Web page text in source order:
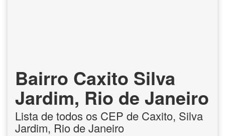
Bairro Caxito Silva
Jardim, Rio de Janeiro
Lista de todos os CEP de Caxito, Silva
Jardim, Rio de Janeiro